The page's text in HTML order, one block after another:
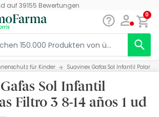
auf39155 Bewertungen
0
für Kinder Suavinex Gafas Sol Infantil
Sol Infantil
Filtro 3 8-14 años 1 ud